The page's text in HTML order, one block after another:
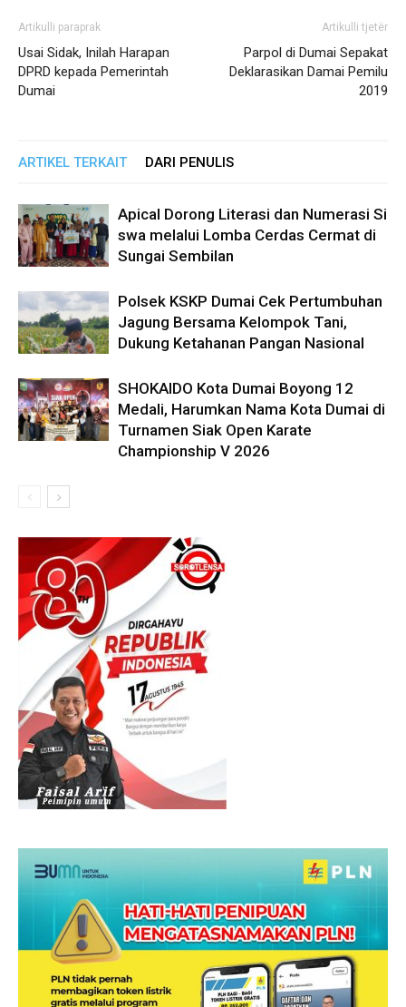
Artikulli paraprak
Usai Sidak, Inilah Harapan
DPRD kepada Pemerintah
Dumai
Artikulli tjetër
Parpol di Dumai Sepakat
Deklarasikan Damai Pemilu
2019
ARTIKEL TERKAIT DARI PENULIS
Apical Dorong Literasi dan Numerasi Si
swa melalui Lomba Cerdas Cermat di
Sungai Sembilan
Polsek KSKP Dumai Cek Pertumbuhan
Jagung Bersama Kelompok Tani,
Dukung Ketahanan Pangan Nasional
SHOKAIDO Kota Dumai Boyong 12
Medali, Harumkan Nama Kota Dumai di
Turnamen Siak Open Karate
Championship V 2026